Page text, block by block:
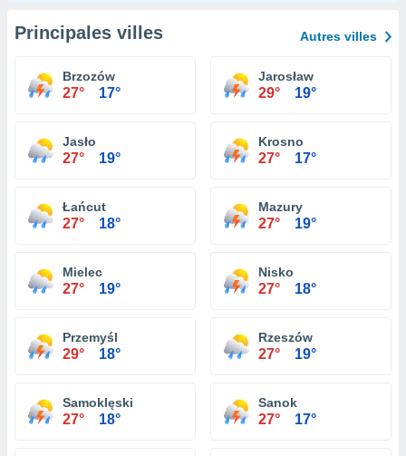
Principales villes Autres villes
Brzozów
27° 17°
Jarosław
29° 19°
Jasło
27° 19°
Krosno
27° 17°
Łańcut
27° 18°
Mazury
27° 19°
Mielec
27° 19°
Nisko
27° 18°
Przemyśl
29° 18°
Rzeszów
27° 19°
Samoklęski
27° 18°
Sanok
27° 17°